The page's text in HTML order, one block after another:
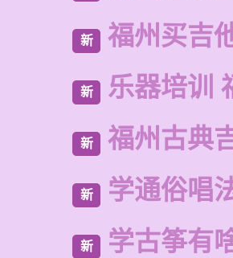
新 福州买吉
新 乐器培训
新 福州古典
新 学通俗唱
新 学古筝有